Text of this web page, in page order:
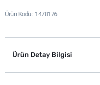
Ürün Kodu 1478176
Ürün Detay Bilgisi